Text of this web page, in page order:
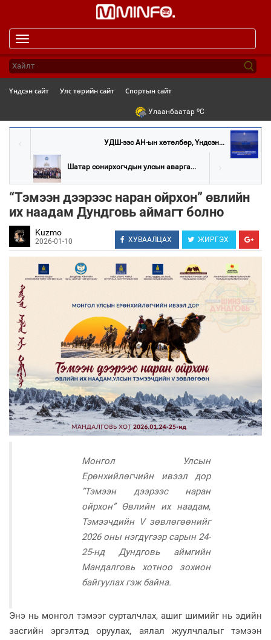
navigation
Үндсэн сайт Улс төрийн сайт Спортын сайт
Улаанбаатар oC
УДШ-ээс АН-ын хөтөлбөр, Үндсэн...
Шатар сонирхогчдын улсын аварга...
“Тэмээн дээрээс наран ойрхон” өвлийн
их наадам Дундговь аймагт болно
Kuzmo
2026-01-10 ХУВААЛЦАХ ЖИРГЭХ
Монгол Улсын
Ерөнхийлөгчийн ивээл дор
“Тэмээн дээрээс наран
ойрхон” Өвлийн их наадам,
Тэмээчдийн V зөвлөгөөнийг
2026 оны нэгдүгээр сарын 24-
25-нд Дундговь аймгийн
Мандалговь хотноо зохион
байгуулах гэж байна.
Энэ нь монгол тэмээг сурталчлах, ашиг шимийг нь эдийн
засгийн эргэлтэд оруулах, аялал жуулчлалыг тэмээн